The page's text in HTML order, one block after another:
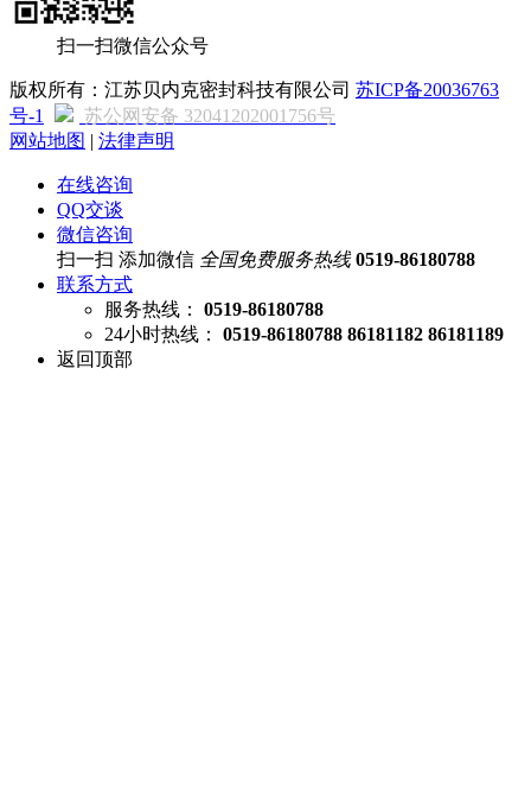
扫一扫微信公众号
版权所有：江苏贝内克密封科技有限公司 苏ICP备20036763
号-1
苏公网安备 32041202001756号
网站地图 | 法律声明
在线咨询
QQ交谈
微信咨询
扫一扫 添加微信 全国免费服务热线 0519-86180788
联系方式
服务热线：
0519-86180788
24小时热线：
0519-86180788 86181182 86181189
返回顶部